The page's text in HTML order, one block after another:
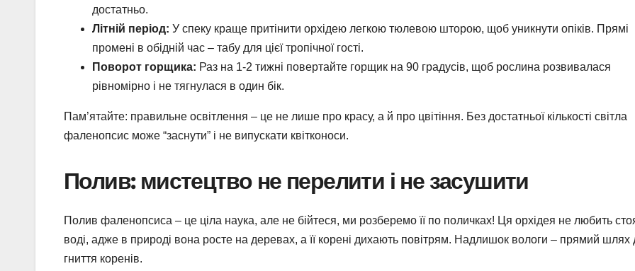
достатньо.
Літній період: У спеку краще притінити орхідею легкою тюлевою шторою, щоб уникнути опіків. Прямі
промені в обідній час – табу для цієї тропічної гості.
Поворот горщика: Раз на 1-2 тижні повертайте горщик на 90 градусів, щоб рослина розвивалася
рівномірно і не тягнулася в один бік.
Пам’ятайте: правильне освітлення – це не лише про красу, а й про цвітіння. Без достатньої кількості світла
фаленопсис може “заснути” і не випускати квітконоси.
Полив: мистецтво не перелити і не засушити
Полив фаленопсиса – це ціла наука, але не бійтеся, ми розберемо її по поличках! Ця орхідея не любить
воді, адже в природі вона росте на деревах, а її корені дихають повітрям. Надлишок вологи – прямий шлях
гниття коренів.